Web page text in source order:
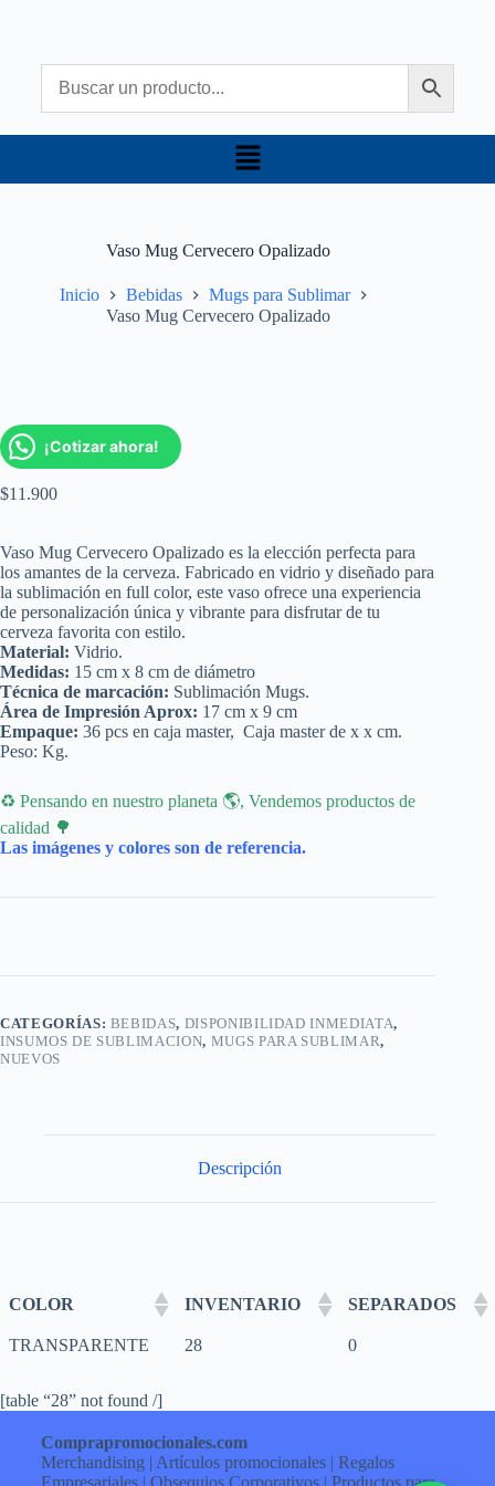
Vaso Mug Cervecero Opalizado
Inicio Bebidas
Mugs para Sublimar
Vaso Mug Cervecero Opalizado
¡Cotizar ahora!
$11.900
Vaso Mug Cervecero Opalizado es la elección perfecta para
los amantes de la cerveza. Fabricado en vidrio y diseñado para
la sublimación en full color, este vaso ofrece una experiencia
de personalización única y vibrante para disfrutar de tu
cerveza favorita con estilo.
Material: Vidrio.
Medidas: 15 cm x 8 cm de diámetro
Técnica de marcación: Sublimación Mugs.
Área de Impresión Aprox: 17 cm x 9 cm
Empaque: 36 pcs en caja master, Caja master de x x cm.
Peso: Kg.
♻ Pensando en nuestro planeta 🌎, Vendemos productos de
calidad 🌳
Las imágenes y colores son de referencia.
CATEGORÍAS: BEBIDAS, DISPONIBILIDAD INMEDIATA,
INSUMOS DE SUBLIMACION, MUGS PARA SUBLIMAR,
NUEVOS
Descripción
COLOR INVENTARIO SEPARADOS
TRANSPARENTE 28 0
[table “28” not found /]
Comprapromocionales.com
Merchandising | Artículos promocionales | Regalos
Empresariales | Obsequios Corporativos | Productos para